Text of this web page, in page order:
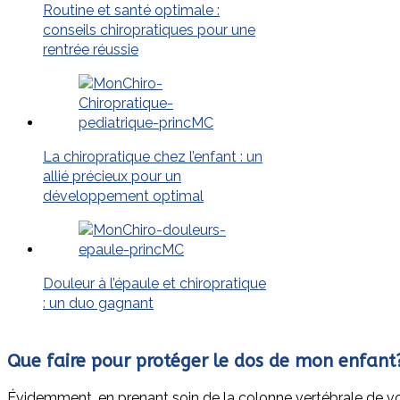
Routine et santé optimale :
conseils chiropratiques pour une
rentrée réussie
La chiropratique chez l’enfant : un
allié précieux pour un
développement optimal
Douleur à l’épaule et chiropratique
: un duo gagnant
Que faire pour protéger le dos de mon